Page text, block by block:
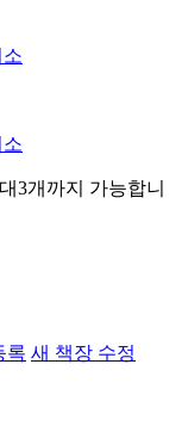
소
소
3개까지 가능합니
록 새 책장 수정